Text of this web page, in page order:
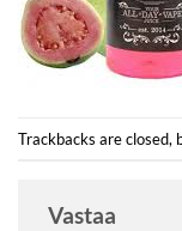
Trackbacks are closed,
Vastaa